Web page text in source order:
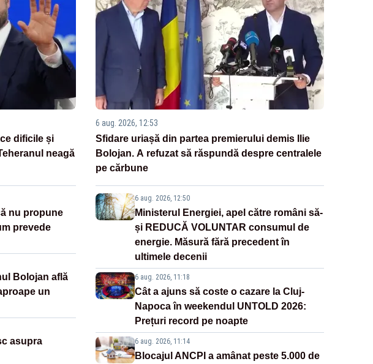
dificile și
neagă
nu propune
prevede
Bolojan află
un
asupra
6 aug. 2026, 12:53
Sfidare uriașă din partea premierului demis Ilie
Bolojan. A refuzat să răspundă despre centralele
pe cărbune
6 aug. 2026, 12:50
Ministerul Energiei, apel către români să-
și REDUCĂ VOLUNTAR consumul de
energie. Măsură fără precedent în
ultimele decenii
6 aug. 2026, 11:18
Cât a ajuns să coste o cazare la Cluj-
Napoca în weekendul UNTOLD 2026:
Prețuri record pe noapte
6 aug. 2026, 11:14
Blocajul ANCPI a amânat peste 5.000 de